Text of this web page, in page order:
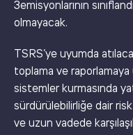
3emisyonlarının
olmayacak.
TSRS’ye uyumda
toplama ve
sistemler kurmasında
sürdürülebilirliğe dair risk
ve uzun vadede